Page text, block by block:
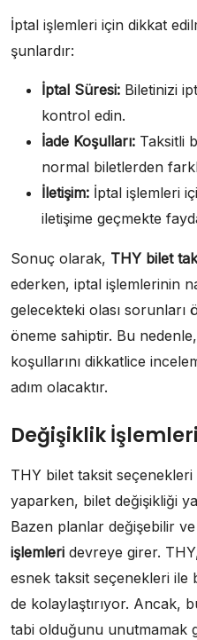
İptal işlemleri için dikkat
şunlardır:
İptal Süresi: Biletinizi
kontrol edin.
İade Koşulları: Taksitli
normal biletlerden
İletişim: İptal işlemleri
iletişime geçmekte
Sonuç olarak, THY bilet
ederken, iptal işlemlerinin
gelecekteki olası sorunları
öneme sahiptir. Bu
koşullarını dikkatlice
adım olacaktır.
Değişiklik İşlemleri
THY bilet taksit seçenekleri
yaparken, bilet değişikliği
Bazen planlar değişebilir
işlemleri devreye girer.
esnek taksit seçenekleri ile
de kolaylaştırıyor. Ancak,
tabi olduğunu unutmamak